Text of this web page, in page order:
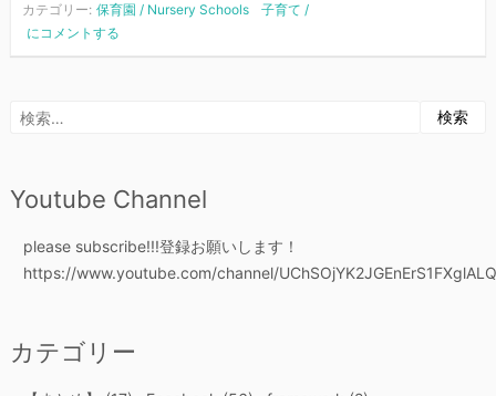
カテゴリー: 保育園 / Nursery Schools
子育て /
ホ
リ
ン
士
にコメントする
検
Youtube Channel
please subscribe!!!登録お願いします！
https://www.youtube.com/channel/
カテゴリー